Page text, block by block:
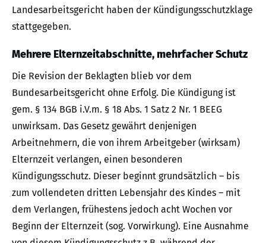
Landesarbeitsgericht haben der Kündigungsschutzklage
stattgegeben.
Mehrere Elternzeitabschnitte, mehrfacher Schutz
Die Revision der Beklagten blieb vor dem
Bundesarbeitsgericht ohne Erfolg. Die Kündigung ist
gem. § 134 BGB i.V.m. § 18 Abs. 1 Satz 2 Nr. 1 BEEG
unwirksam. Das Gesetz gewährt denjenigen
Arbeitnehmern, die von ihrem Arbeitgeber (wirksam)
Elternzeit verlangen, einen besonderen
Kündigungsschutz. Dieser beginnt grundsätzlich – bis
zum vollendeten dritten Lebensjahr des Kindes – mit
dem Verlangen, frühestens jedoch acht Wochen vor
Beginn der Elternzeit (sog. Vorwirkung). Eine Ausnahme